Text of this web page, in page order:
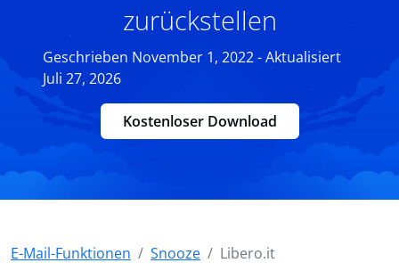
zurückstellen
Geschrieben November 1, 2022 - Aktualisiert
Juli 27, 2026
Kostenloser Download
E-Mail-Funktionen Snooze Libero.it